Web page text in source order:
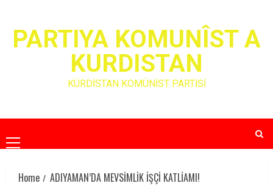
contentPARTIYA KOMUNÎST A
KURDISTAN
KÜRDİSTAN KOMÜNİST PARTİSİ
Primary
Menu
Home
ADIYAMAN’DA MEVSİMLİK İŞÇİ KATLİAMI!